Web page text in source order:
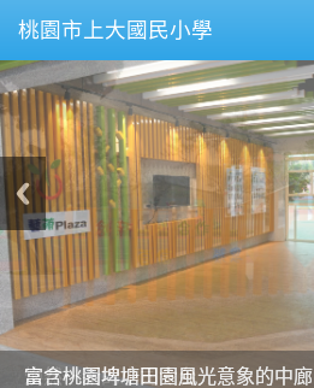
桃園市上大國民小學
美麗的操場是我們活力的來源
美麗的操場是我們活力的來源
煥然一新的小司令台
煥然一新的小司令台
富含桃園埤塘田園風光意象的中廊
富含桃園埤塘田園風光意象的中廊
嶄新的中庭廣場
嶄新的中庭廣場
水生池生生不息
水生池生生不息